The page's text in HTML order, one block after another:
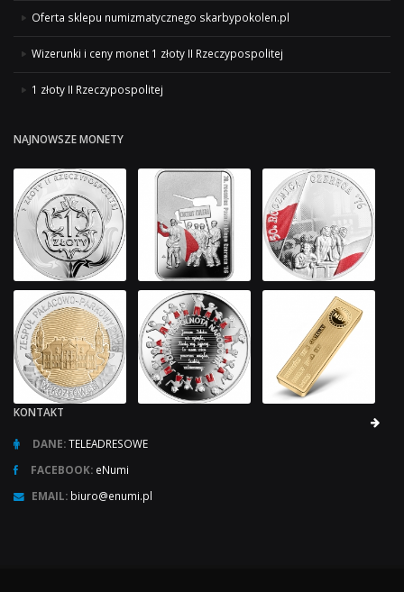
Oferta sklepu numizmatycznego skarbypokolen.pl
Wizerunki i ceny monet 1 złoty II Rzeczypospolitej
1 złoty II Rzeczypospolitej
NAJNOWSZE MONETY
KONTAKT
DANE:TELEADRESOWE
FACEBOOK: eNumi
EMAIL: biuro@enumi.pl